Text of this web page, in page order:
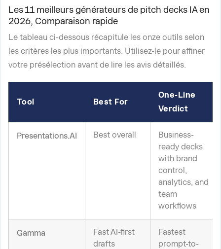
Les 11 meilleurs générateurs de pitch decks IA en
2026, Comparaison rapide
Le tableau ci-dessous récapitule les onze outils selon
les critères les plus importants. Utilisez-le pour affiner
votre présélection avant de lire les avis détaillés.
Tool Best For
One-Line
Verdict
Presentations.AI Best overall
Business-
ready decks
with brand
control,
analytics, and
team
workflows
Gamma
Fast AI-first
drafts
Fastest
prompt-to-